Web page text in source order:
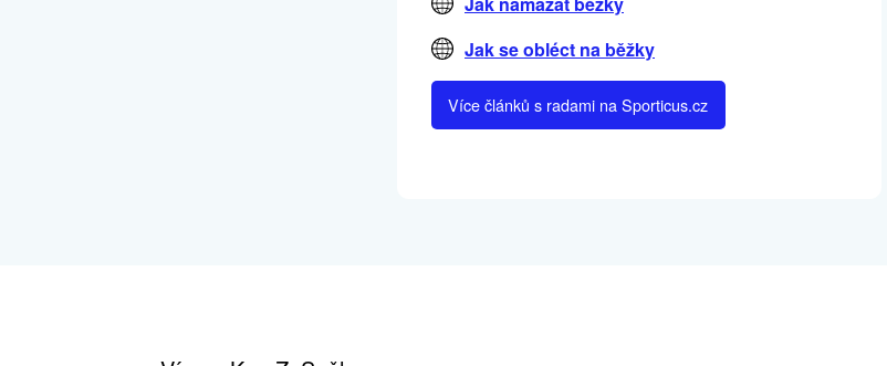
Jak se obléct na běžky
Více článků s radami na Sporticus.cz